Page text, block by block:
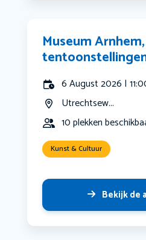
Museum
6 August 2026 |
Utrechtsew...
10 plekken
Kunst & Cultuur
Bekijk